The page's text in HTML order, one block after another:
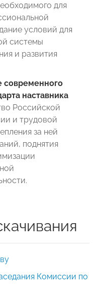
для
условий для
системы
и развития
современного
наставника
Российской
и трудовой
за ней
поднятия
Комиссии по